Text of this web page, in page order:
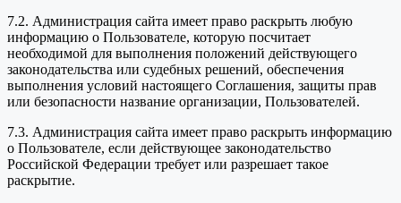
7.2. Администрация сайта имеет право раскрыть любую
информацию о Пользователе, которую посчитает
необходимой для выполнения положений действующего
законодательства или судебных решений, обеспечения
выполнения условий настоящего Соглашения, защиты прав
или безопасности название организации, Пользователей.
7.3. Администрация сайта имеет право раскрыть информацию
о Пользователе, если действующее законодательство
Российской Федерации требует или разрешает такое
раскрытие.